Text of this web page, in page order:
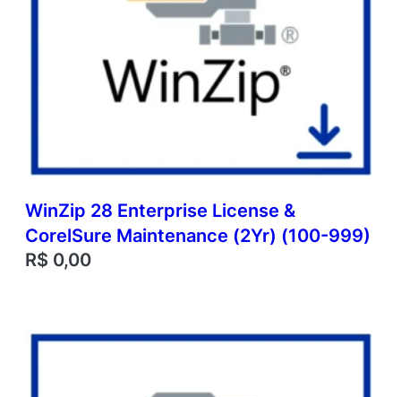
WinZip 28 Enterprise License &
CorelSure Maintenance (2Yr) (100-999)
R$ 0,00